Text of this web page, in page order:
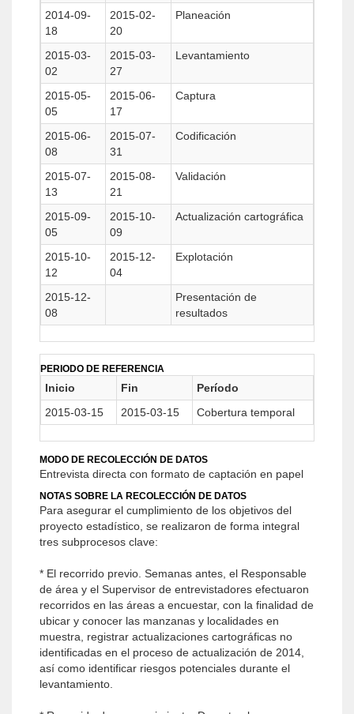
2014-09-
18
2015-02-
20
Planeación
2015-03-
02
2015-03-
27
Levantamiento
2015-05-
05
2015-06-
17
Captura
2015-06-
08
2015-07-
31
Codificación
2015-07-
13
2015-08-
21
Validación
2015-09-
05
2015-10-
09
Actualización cartográfica
2015-10-
12
2015-12-
04
Explotación
2015-12-
08
Presentación de
resultados
PERIODO DE REFERENCIA
Inicio Fin
Período
2015-03-15
2015-03-15 Cobertura temporal
MODO DE RECOLECCIÓN DE DATOS
Entrevista directa con formato de captación en papel
NOTAS SOBRE LA RECOLECCIÓN DE DATOS
Para asegurar el cumplimiento de los objetivos del
proyecto estadístico, se realizaron de forma integral
tres subprocesos clave:
* El recorrido previo. Semanas antes, el Responsable
de área y el Supervisor de entrevistadores efectuaron
recorridos en las áreas a encuestar, con la finalidad de
ubicar y conocer las manzanas y localidades en
muestra, registrar actualizaciones cartográficas no
identificadas en el proceso de actualización de 2014,
así como identificar riesgos potenciales durante el
levantamiento.